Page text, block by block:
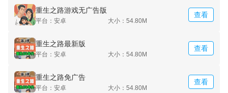
重生之路游戏无广告版
平台：安卓 大小：54.80M
查看
重生之路最新版
平台：安卓 大小：54.80M
查看
重生之路免广告
平台：安卓 大小：54.80M
查看